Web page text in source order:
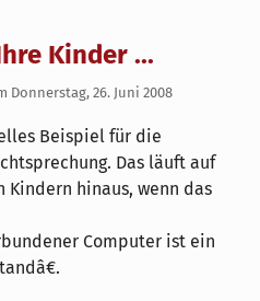
Kinder ...
Donnerstag, 26. Juni 2008
Beispiel für die
Das läuft auf
Kindern hinaus, wenn das
Computer ist ein